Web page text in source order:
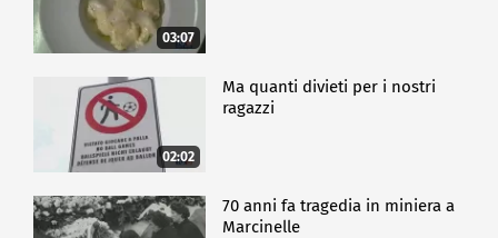
03:07
02:02
Ma quanti divieti per i nostri
ragazzi
70 anni fa tragedia in miniera a
Marcinelle